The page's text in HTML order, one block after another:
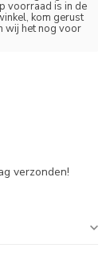
voorraad is in de
kom gerust
wij het nog voor
verzonden!